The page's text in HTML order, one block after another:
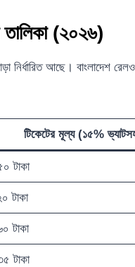
তালিকা (২০২৬)
নির্ধারিত আছে। বাংলাদেশ
টিকেটের মূল্য (১৫%
টাকা
টাকা
টাকা
টাকা